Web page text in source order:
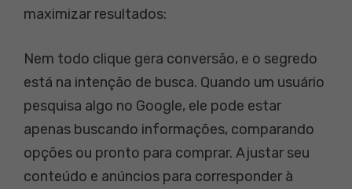
maximizar resultados:
Nem todo clique gera conversão, e o segredo
está na intenção de busca. Quando um usuário
pesquisa algo no Google, ele pode estar
apenas buscando informações, comparando
opções ou pronto para comprar. Ajustar seu
conteúdo e anúncios para corresponder à